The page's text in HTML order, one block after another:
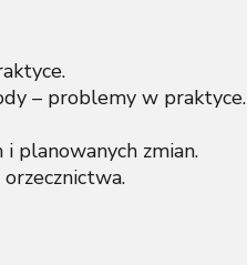
– problemy w praktyce.
planowanych zmian.